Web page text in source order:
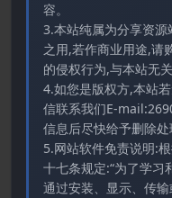
容。
3.本站纯属为分享资
之用,若作商业用途,请
的侵权行为,与本站无关
4.如您是版权方,本站
信联系我们E-
信息后尽快给予删除处
5.网站软件免责说明:
十七条规定:“为了学习
通过安装、显示、传